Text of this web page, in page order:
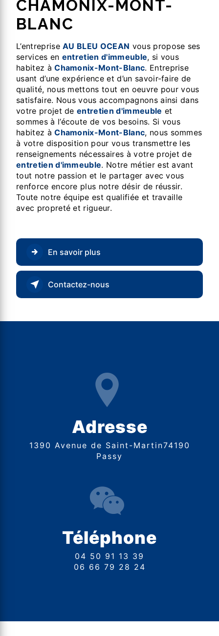
CHAMONIX-MONT-
BLANC
L’entrepriseAU BLEU OCEAN vous propose ses
services en entretien d'immeuble, si vous
habitez àChamonix-Mont-Blanc. Entreprise
usant d’une expérience et d’un savoir-faire de
qualité, nous mettons tout en oeuvre pour vous
satisfaire. Nous vous accompagnons ainsi dans
votre projet deentretien d'immeuble et
sommes à l’écoute de vos besoins. Si vous
habitez àChamonix-Mont-Blanc, nous sommes
à votre disposition pour vous transmettre les
renseignements nécessaires à votre projet de
entretien d'immeuble. Notre métier est avant
tout notre passion et le partager avec vous
renforce encore plus notre désir de réussir.
Toute notre équipe est qualifiée et travaille
avec propreté et rigueur.
En savoir plus
Contactez-nous
Adresse
1390 Avenue de Saint-Martin74190
Passy
Téléphone
04 50 91 13 39
06 66 79 28 24